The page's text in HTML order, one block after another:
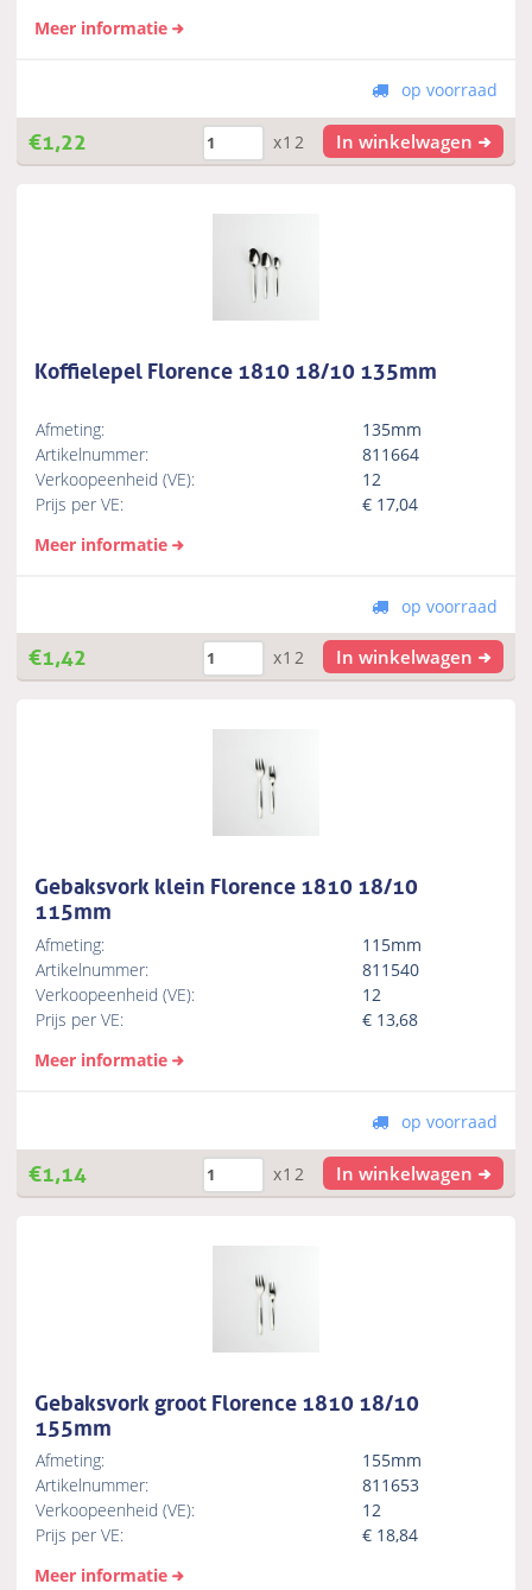
Meer informatie
op voorraad
€1,22 x12 In winkelwagen
Koffielepel Florence 1810 18/10 135mm
Afmeting:
135mm
Artikelnummer:
811664
Verkoopeenheid (VE):
12
Prijs per VE:
€ 17,04
Meer informatie
op voorraad
€1,42 x12 In winkelwagen
Gebaksvork klein Florence 1810 18/10
115mm
Afmeting:
115mm
Artikelnummer:
811540
Verkoopeenheid (VE):
12
Prijs per VE:
€ 13,68
Meer informatie
op voorraad
€1,14 x12 In winkelwagen
Gebaksvork groot Florence 1810 18/10
155mm
Afmeting:
155mm
Artikelnummer:
811653
Verkoopeenheid (VE):
12
Prijs per VE:
€ 18,84
Meer informatie